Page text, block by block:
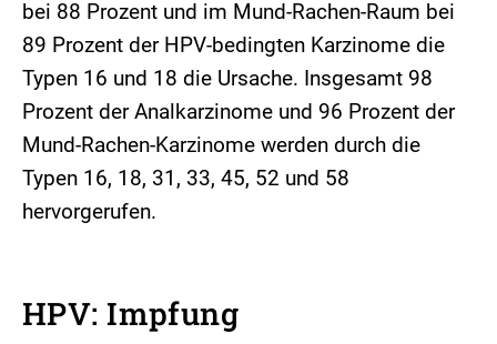
bei 88 Prozent und im Mund-Rachen-Raum bei
89 Prozent der HPV-bedingten Karzinome die
Typen 16 und 18 die Ursache. Insgesamt 98
Prozent der Analkarzinome und 96 Prozent der
Mund-Rachen-Karzinome werden durch die
Typen 16, 18, 31, 33, 45, 52 und 58
hervorgerufen.
HPV: Impfung